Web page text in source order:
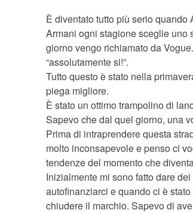
È diventato tutto più serio
Armani ogni stagione sceglie uno
giorno vengo richiamato da
“assolutamente si!”.
Tutto questo è stato nella
piega migliore.
È stato un ottimo trampolino di
Sapevo che dal quel giorno, una
Prima di intraprendere questa
molto inconsapevole e penso ci
tendenze del momento che
Inizialmente mi sono fatto dare
autofinanziarci e quando ci è
chiudere il marchio. Sapevo di